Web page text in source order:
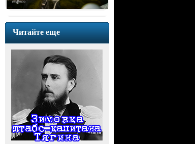
Читайте еще